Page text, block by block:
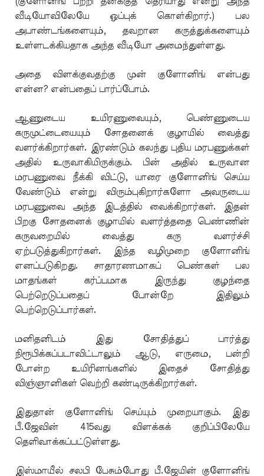
வீடியோவிலேயே ஒப்புக் கொள்கிறார்.) பல
அபாண்டங்களையும், தவறான கருத்துக்களையும்
உள்ளடக்கியதாக அந்த வீடியோ அமைந்துள்ளது.
அதை விளக்குவதற்கு முன் குளோனிங் என்பது
என்ன? என்பதைப் பார்ப்போம்.
ஆணுடைய உயிரணுவையும், பெண்ணுடைய
கருமுட்டையையும் சோதனைக் குழாயில் வைத்து
வளர்க்கிறார்கள். இரண்டும் கலந்து புதிய மரபணுக்கள்
அதில் உருவாகியிருக்கும். பின் அதில் உருவான
மரபணுவை நீக்கி விட்டு, யாரை குளோனிங் செய்ய
வேண்டும் என்று விரும்புகிறார்களோ அவருடைய
மரபணுவை அந்த இடத்தில் வைக்கிறார்கள். இதன்
பிறகு சோதனைக் குழாயில் வளர்த்ததை பெண்ணின்
கருவறையில் வைத்து கரு வளர்ச்சி
ஏற்படுத்துகிறார்கள். இந்த வழிமுறை குளோனிங்
எனப்படுகிறது. சாதாரணமாகப் பெண்கள் பல
மாதங்கள் கர்ப்பமாக இருந்து குழந்தை
பெற்றெடுப்பதைப் போன்றே இதிலும்
பெற்றெடுப்பார்கள்.
மனிதனிடம் இது சோதித்துப் பார்த்து
நிரூபிக்கப்படாவிட்டாலும் ஆடு, எருமை, பன்றி
போன்ற உயிரினங்களில் இதைச் சோதித்து
விஞ்ஞானிகள் வெற்றி கண்டிருக்கிறார்கள்.
இதுதான் குளோனிங் செய்யும் முறையாகும். இது
பீ.ஜேவின் 415வது விளக்கக் குறிப்பிலேயே
தெளிவாக்கப்பட்டுள்ளது.
இஸ்மாயீல் சலபி பேசும்போது பீ.ஜேயின் குளோனிங்